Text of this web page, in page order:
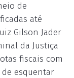
de
até
Gilson Jader
da Justiça
fiscais com
esquentar